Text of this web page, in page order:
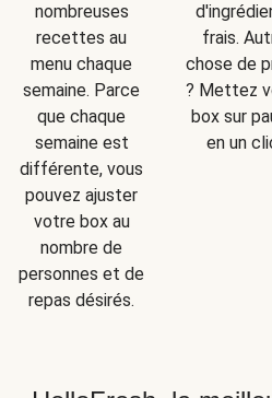
nombreuses
recettes au
menu chaque
semaine. Parce
que chaque
semaine est
différente, vous
pouvez ajuster
votre box au
nombre de
personnes et de
repas désirés.
frais.
chose de
? Mettez
box sur
en un